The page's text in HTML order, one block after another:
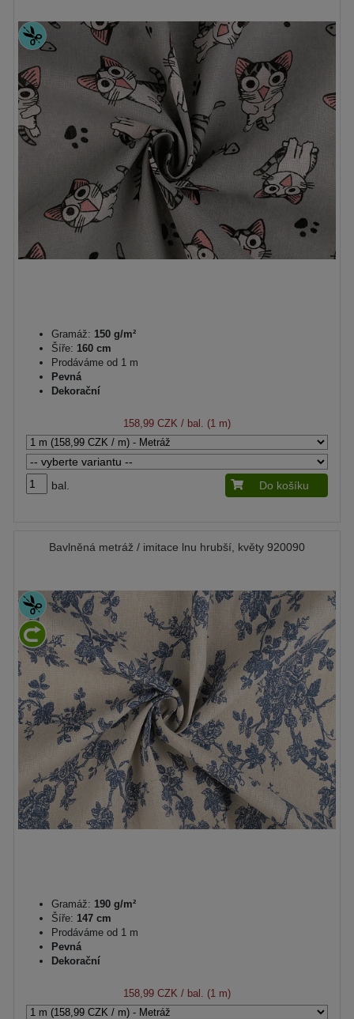
Gramáž: 150 g/m²
Šíře: 160 cm
Prodáváme od 1 m
Pevná
Dekorační
158,99 CZK / bal. (1 m)
bal. Do košíku
Bavlněná metráž / imitace lnu hrubší, květy 920090
Gramáž: 190 g/m²
Šíře: 147 cm
Prodáváme od 1 m
Pevná
Dekorační
158,99 CZK / bal. (1 m)